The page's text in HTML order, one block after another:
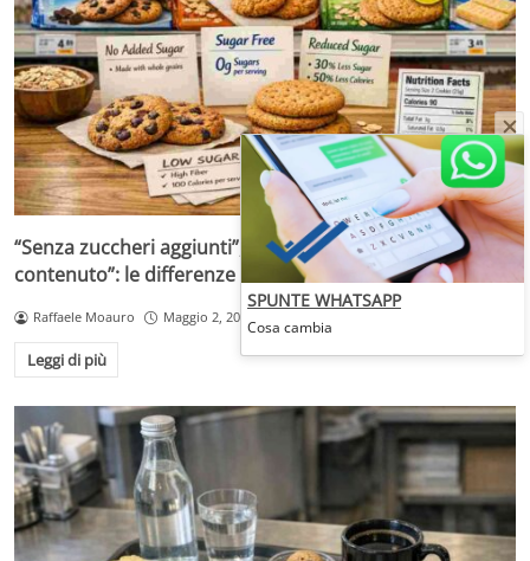
“Senza zuccheri aggiunti”, “senza zuccheri” o “a ridotto
contenuto”: le differenze che cambiano la scelta
Raffaele Moauro Maggio 2, 2026
Leggi di più
SPUNTE WHATSAPP
Cosa cambia